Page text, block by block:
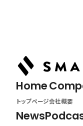
Home
トップページ会社概要
News